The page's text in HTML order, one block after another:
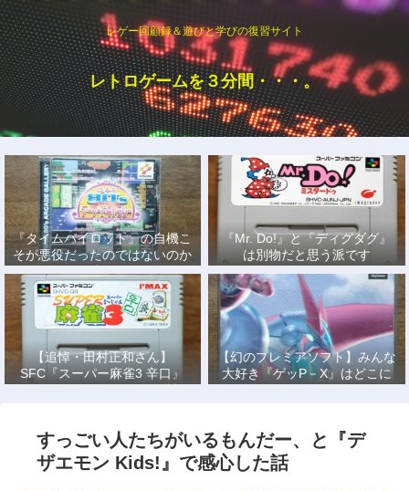
レゲー回顧録＆遊びと学びの復習サイト
レトロゲームを３分間・・・。
『タイムパイロット』の自機こ
そが悪役だったのではないのか
説
『Mr. Do!』と『ディグダグ』
は別物だと思う派です
【追悼・田村正和さん】
SFC『スーパー麻雀3 辛口』
で、あの名優になりきって戦っ
【幻のプレミアソフト】みんな
大好き『ゲッP－X』はどこに
もない！
すっごい人たちがいるもんだー、と『デ
ザエモン Kids!』で感心した話